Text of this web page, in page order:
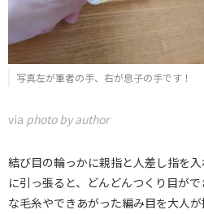
写真左が筆者の手、右が息子の手です！
via photo by author
結び目の輪っかに親指と人差し指を
に引っ張ると、どんどんつくり目が
な毛糸やできあがった編み目を大人